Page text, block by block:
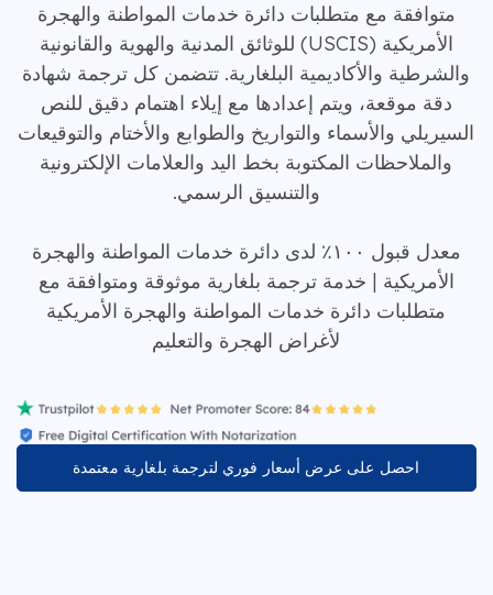
متوافقة مع متطلبات دائرة خدمات المواطنة والهجرة
الأمريكية (USCIS) للوثائق المدنية والهوية والقانونية
والشرطية والأكاديمية البلغارية. تتضمن كل ترجمة شهادة
دقة موقعة، ويتم إعدادها مع إيلاء اهتمام دقيق للنص
السيريلي والأسماء والتواريخ والطوابع والأختام والتوقيعات
والملاحظات المكتوبة بخط اليد والعلامات الإلكترونية
والتنسيق الرسمي.
معدل قبول ١٠٠٪ لدى دائرة خدمات المواطنة والهجرة
الأمريكية | خدمة ترجمة بلغارية موثوقة ومتوافقة مع
متطلبات دائرة خدمات المواطنة والهجرة الأمريكية
لأغراض الهجرة والتعليم
احصل على عرض أسعار فوري لترجمة بلغارية معتمدة